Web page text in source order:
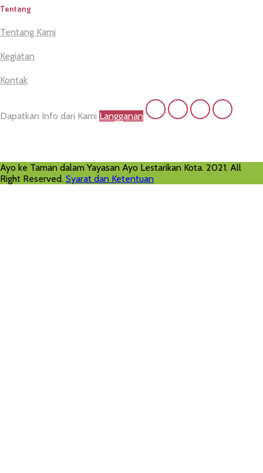
Tentang
Tentang Kami
Kegiatan
Kontak
Dapatkan Info dari Kami Langganan
Ayo ke Taman dalam Yayasan Ayo Lestarikan Kota. 2021. All
Right Reserved. Syarat dan Ketentuan